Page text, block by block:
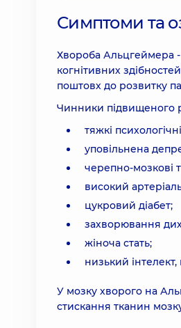
Симптоми та
Хвороба Альцгеймера -
когнітивних
поштовх до розвитку
Чинники підвищеного
тяжкі
уповільнена
черепно-мозкові
високий
цукровий діабет;
захворювання
жіноча стать;
низький
У мозку хворого на
стискання тканин